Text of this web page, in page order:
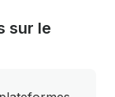
sur le